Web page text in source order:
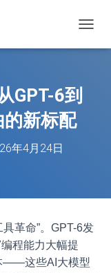
换
GPT-6到
的新标配
年4月24日
革命”。GPT-6发
程能力大幅提
——这些AI大模型